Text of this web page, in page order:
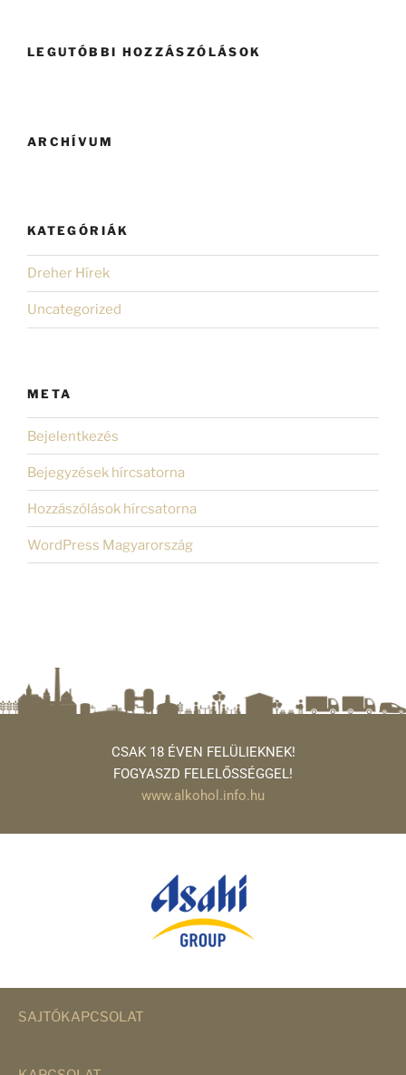
LEGUTÓBBI HOZZÁSZÓLÁSOK
ARCHÍVUM
KATEGÓRIÁK
Dreher Hírek
Uncategorized
META
Bejelentkezés
Bejegyzések hírcsatorna
Hozzászólások hírcsatorna
WordPress Magyarország
CSAK 18 ÉVEN FELÜLIEKNEK!
FOGYASZD FELELŐSSÉGGEL!
www.alkohol.info.hu
SAJTÓKAPCSOLAT